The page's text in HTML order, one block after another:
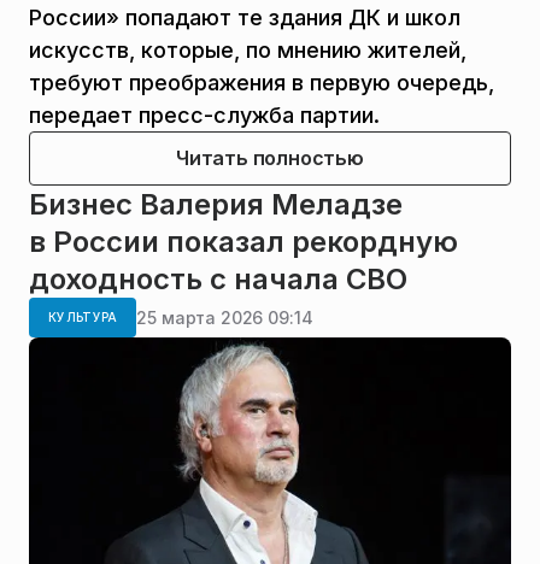
России» попадают те здания ДК и школ
искусств, которые, по мнению жителей,
требуют преображения в первую очередь,
передает пресс-служба партии.
Читать полностью
Бизнес Валерия Меладзе
в России показал рекордную
доходность с начала СВО
КУЛЬТУРА 25 марта 2026 09:14